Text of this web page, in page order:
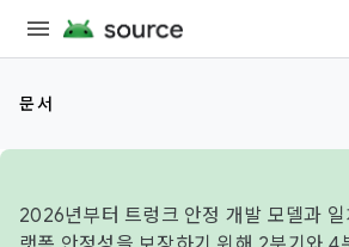
문서
2026년부터 트렁크 안정 개발 모델과